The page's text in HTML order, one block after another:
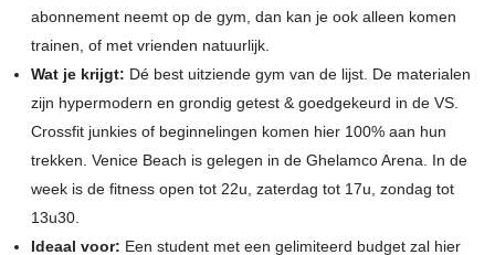
abonnement neemt op de gym, dan kan je ook alleen komen
trainen, of met vrienden natuurlijk.
Wat je krijgt: Dé best uitziende gym van de lijst. De materialen
zijn hypermodern en grondig getest & goedgekeurd in de VS.
Crossfit junkies of beginnelingen komen hier 100% aan hun
trekken. Venice Beach is gelegen in de Ghelamco Arena. In de
week is de fitness open tot 22u, zaterdag tot 17u, zondag tot
13u30.
Ideaal voor: Een student met een gelimiteerd budget zal hier